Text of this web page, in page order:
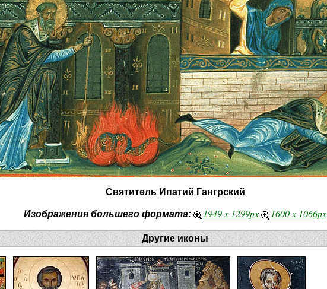
Святитель Ипатий Гангрский
Изображения большего формата: 1949 x 1299px 1600 x 1066px
Другие иконы